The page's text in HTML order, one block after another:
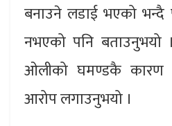
बनाउने लडाई भएको
नभएको पनि बताउनुभयो
ओलीको घमण्डकै कारण
आरोप लगाउनुभयो ।